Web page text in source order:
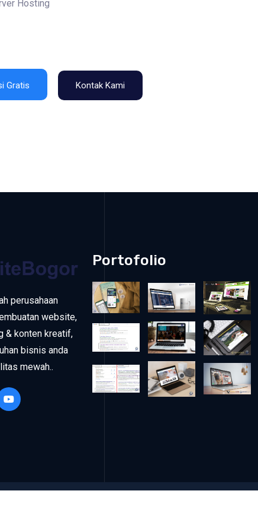
Hosting
Gratis Kontak Kami
perusahaan
website,
& konten kreatif,
bisnis anda
mewah..
Portofolio